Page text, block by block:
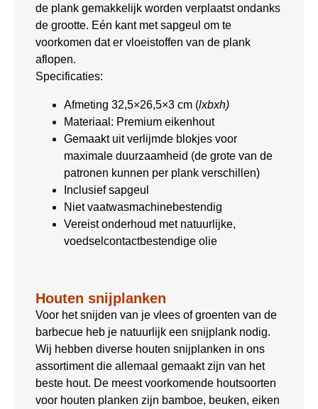
de plank gemakkelijk worden verplaatst ondanks
de grootte. Eén kant met sapgeul om te
voorkomen dat er vloeistoffen van de plank
aflopen.
Specificaties:
Afmeting 32,5×26,5×3 cm (lxbxh)
Materiaal: Premium eikenhout
Gemaakt uit verlijmde blokjes voor
maximale duurzaamheid (de grote van de
patronen kunnen per plank verschillen)
Inclusief sapgeul
Niet vaatwasmachinebestendig
Vereist onderhoud met natuurlijke,
voedselcontactbestendige olie
Houten snijplanken
Voor het snijden van je vlees of groenten van de
barbecue heb je natuurlijk een snijplank nodig.
Wij hebben diverse houten snijplanken in ons
assortiment die allemaal gemaakt zijn van het
beste hout. De meest voorkomende houtsoorten
voor houten planken zijn bamboe, beuken, eiken